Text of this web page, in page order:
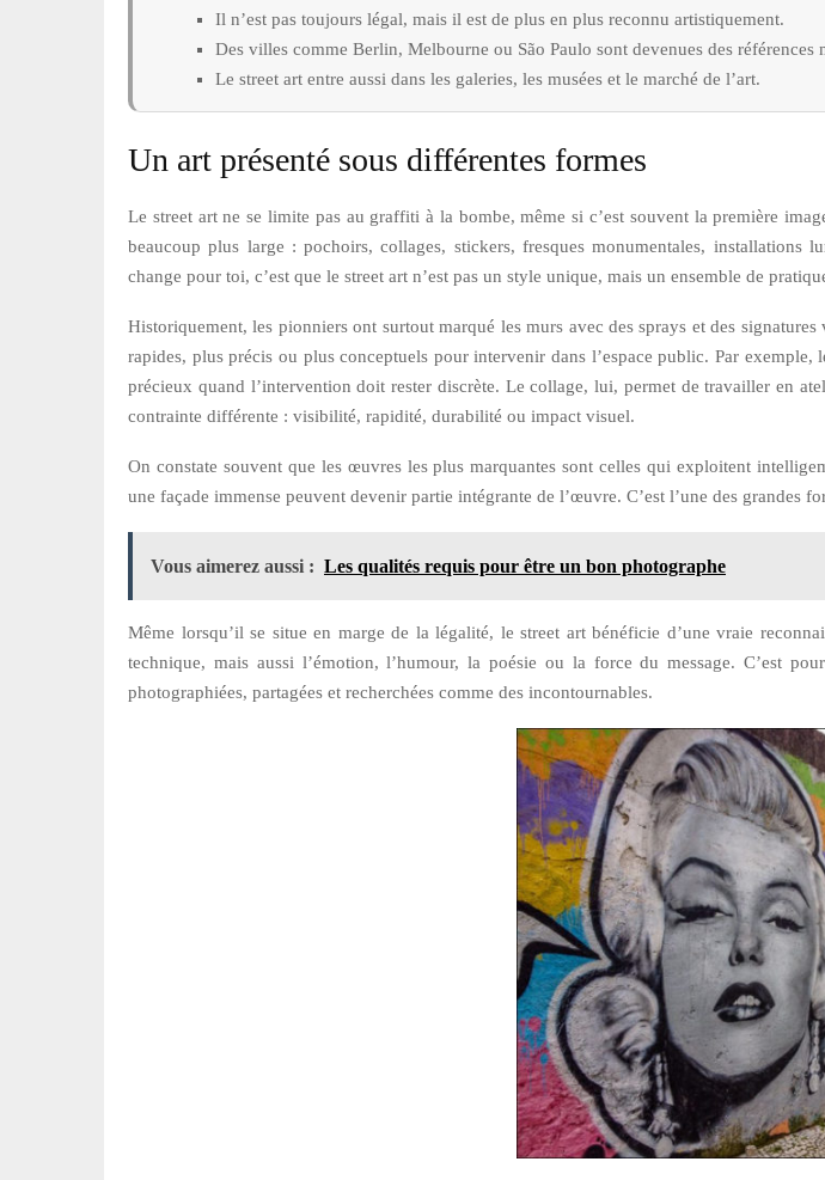
Il n’est pas toujours légal, mais il est de plus en plus reconnu artistiquement.
Des villes comme Berlin, Melbourne ou São Paulo sont devenues des références
Le street art entre aussi dans les galeries, les musées et le marché de l’art.
Un art présenté sous différentes formes
Le street art ne se limite pas au graffiti à la bombe, même si c’est souvent la première
beaucoup plus large : pochoirs, collages, stickers, fresques monumentales,
change pour toi, c’est que le street art n’est pas un style unique, mais un ensemble de
Historiquement, les pionniers ont surtout marqué les murs avec des sprays et des
rapides, plus précis ou plus conceptuels pour intervenir dans l’espace public. Par
précieux quand l’intervention doit rester discrète. Le collage, lui, permet de travailler en
contrainte différente : visibilité, rapidité, durabilité ou impact visuel.
On constate souvent que les œuvres les plus marquantes sont celles qui exploitent
une façade immense peuvent devenir partie intégrante de l’œuvre. C’est l’une des grandes
Vous aimerez aussi : Les qualités requis pour être un bon photographe
Même lorsqu’il se situe en marge de la légalité, le street art bénéficie d’une vraie
technique, mais aussi l’émotion, l’humour, la poésie ou la force du message. C’est
photographiées, partagées et recherchées comme des incontournables.